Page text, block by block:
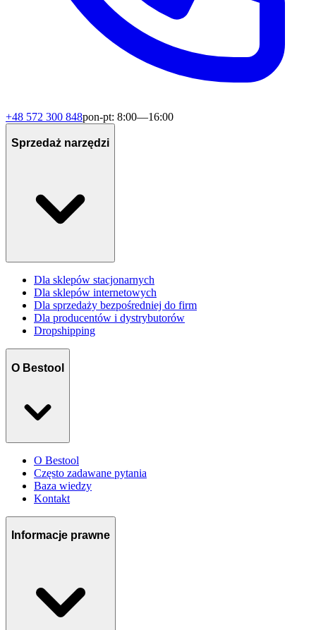
+48 572 300 848pon-pt: 8:00—16:00
Sprzedaż narzędzi
Dla sklepów stacjonarnych
Dla sklepów internetowych
Dla sprzedaży bezpośredniej do firm
Dla producentów i dystrybutorów
Dropshipping
O Bestool
O Bestool
Często zadawane pytania
Baza wiedzy
Kontakt
Informacje prawne